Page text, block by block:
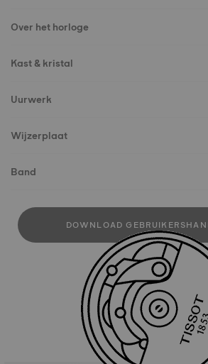
Over het horloge
Kast & kristal
Uurwerk
Wijzerplaat
Band
DOWNLOAD
Onze